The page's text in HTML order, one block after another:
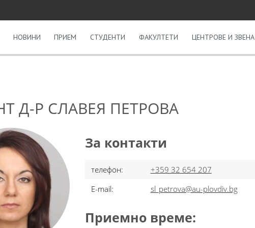
НОВИНИ ПРИЕМ СТУДЕНТИ ФАКУЛТЕТИ ЦЕНТРОВЕ И ЗВЕНА
Д-Р СЛАВЕЯ ПЕТРОВА
За контакти
телефон:
+359 32 654 207
E-mail:
sl_petrova@au-plovdiv.bg
Приемно време: